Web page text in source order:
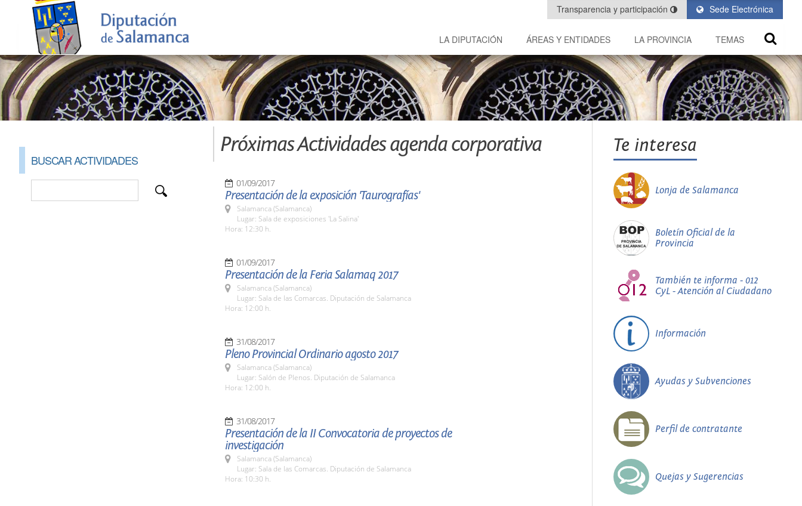
Sede Electrónica
Transparencia y participación
LA DIPUTACIÓN ÁREAS Y ENTIDADES LA PROVINCIA TEMAS
BUSCAR ACTIVIDADES
Próximas Actividades agenda corporativa
01/09/2017
Presentación de la exposición 'Taurografías'
Salamanca (Salamanca)
Lugar: Sala de exposiciones 'La Salina'
Hora: 12:30 h.
01/09/2017
Presentación de la Feria Salamaq 2017
Salamanca (Salamanca)
Lugar: Sala de las Comarcas. Diputación de Salamanca
Hora: 12:00 h.
31/08/2017
Pleno Provincial Ordinario agosto 2017
Salamanca (Salamanca)
Lugar: Salón de Plenos. Diputación de Salamanca
Hora: 12:00 h.
31/08/2017
Presentación de la II Convocatoria de proyectos de
investigación
Salamanca (Salamanca)
Lugar: Sala de las Comarcas. Diputación de Salamanca
Hora: 10:30 h.
Te interesa
Lonja de Salamanca
Boletín Oficial de la
Provincia
También te informa - 012
CyL - Atención al Ciudadano
Información
Ayudas y Subvenciones
Perfil de contratante
Quejas y Sugerencias